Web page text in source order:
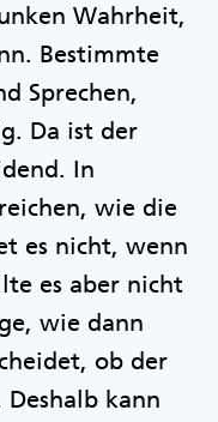
Wahrheit,
Bestimmte
Sprechen,
Da ist der
In
wie die
es nicht, wenn
es aber nicht
wie dann
ob der
kann